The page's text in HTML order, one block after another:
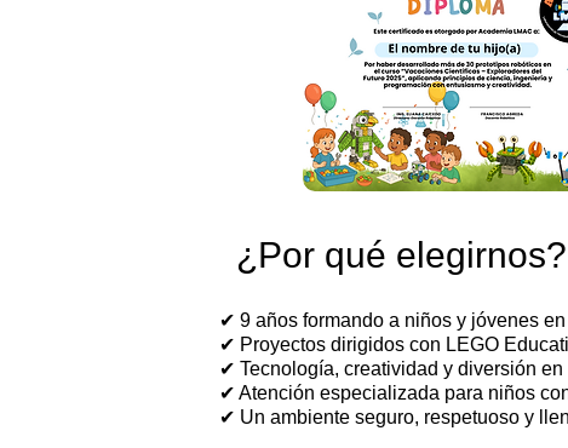
¿Por qué elegirnos?
✔ 9 años formando a niños y jóvenes
✔ Proyectos dirigidos con LEGO
✔ Tecnología, creatividad y diversión
✔ Atención especializada para niños
✔ Un ambiente seguro, respetuoso y